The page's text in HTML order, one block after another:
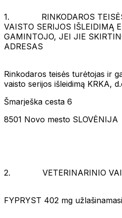
1. RINKODAROS TEISĖS
VAISTO SERIJOS IŠLEIDIMĄ
GAMINTOJO, JEI JIE
ADRESAS
Rinkodaros teisės turėtojas ir
vaisto serijos išleidimą KRKA,
Šmarješka cesta 6
8501 Novo mesto SLOVĖNIJA
2. VETERINARINIO
FYPRYST 402 mg